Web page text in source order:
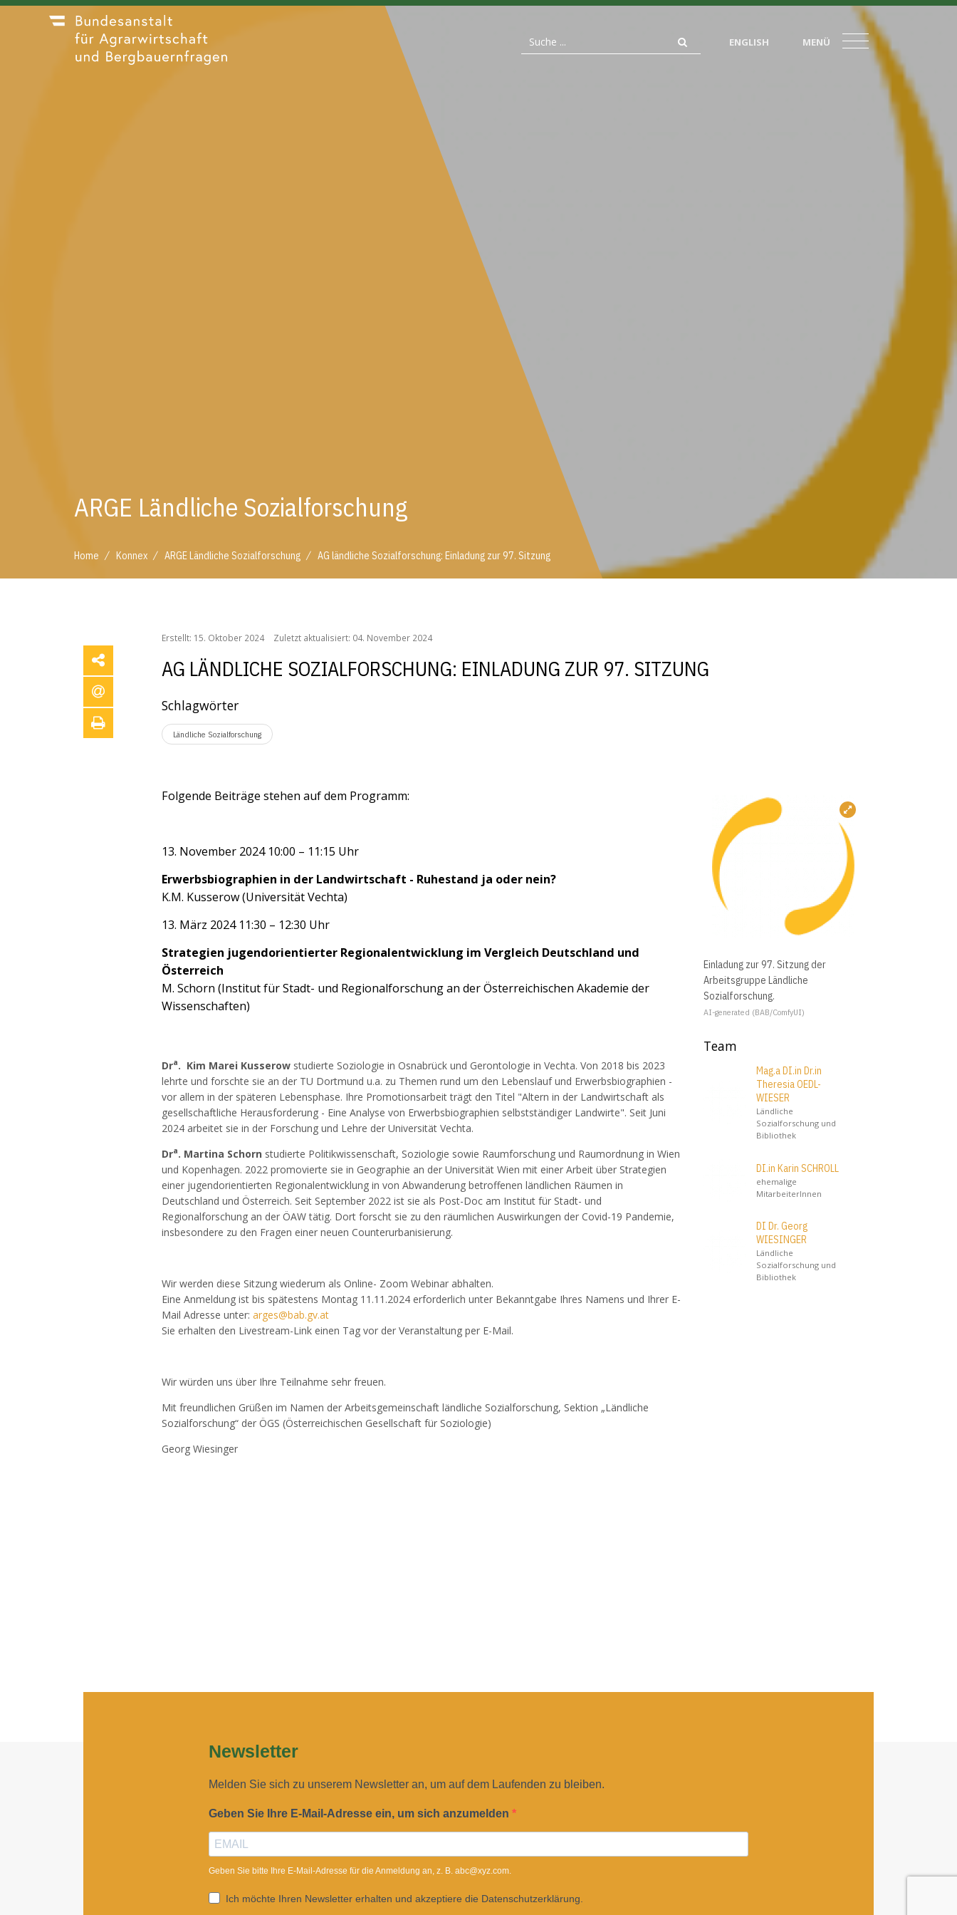
ENGLISH MENÜ
ARGE Ländliche Sozialforschung
Home / Konnex / ARGE Ländliche Sozialforschung / AG ländliche Sozialforschung: Einladung zur 97. Sitzung
Erstellt: 15. Oktober 2024 Zuletzt aktualisiert: 04. November 2024
AG LÄNDLICHE SOZIALFORSCHUNG: EINLADUNG ZUR 97. SITZUNG
Schlagwörter
Ländliche Sozialforschung
Folgende Beiträge stehen auf dem Programm:
13. November 2024 10:00 – 11:15 Uhr
Erwerbsbiographien in der Landwirtschaft - Ruhestand ja oder nein?
K.M. Kusserow (Universität Vechta)
13. März 2024 11:30 – 12:30 Uhr
Strategien jugendorientierter Regionalentwicklung im Vergleich Deutschland und
Österreich
M. Schorn (Institut für Stadt- und Regionalforschung an der Österreichischen Akademie der
Wissenschaften)
Dra. Kim Marei Kusserow studierte Soziologie in Osnabrück und Gerontologie in Vechta. Von 2018 bis 2023
lehrte und forschte sie an der TU Dortmund u.a. zu Themen rund um den Lebenslauf und Erwerbsbiographien -
vor allem in der späteren Lebensphase. Ihre Promotionsarbeit trägt den Titel "Altern in der Landwirtschaft als
gesellschaftliche Herausforderung - Eine Analyse von Erwerbsbiographien selbstständiger Landwirte". Seit Juni
2024 arbeitet sie in der Forschung und Lehre der Universität Vechta.
Dra. Martina Schorn studierte Politikwissenschaft, Soziologie sowie Raumforschung und Raumordnung in Wien
und Kopenhagen. 2022 promovierte sie in Geographie an der Universität Wien mit einer Arbeit über Strategien
einer jugendorientierten Regionalentwicklung in von Abwanderung betroffenen ländlichen Räumen in
Deutschland und Österreich. Seit September 2022 ist sie als Post-Doc am Institut für Stadt- und
Regionalforschung an der ÖAW tätig. Dort forscht sie zu den räumlichen Auswirkungen der Covid-19 Pandemie,
insbesondere zu den Fragen einer neuen Counterurbanisierung.
Wir werden diese Sitzung wiederum als Online- Zoom Webinar abhalten.
Eine Anmeldung ist bis spätestens Montag 11.11.2024 erforderlich unter Bekanntgabe Ihres Namens und Ihrer E-
Mail Adresse unter: arges@bab.gv.at
Sie erhalten den Livestream-Link einen Tag vor der Veranstaltung per E-Mail.
Wir würden uns über Ihre Teilnahme sehr freuen.
Mit freundlichen Grüßen im Namen der Arbeitsgemeinschaft ländliche Sozialforschung, Sektion „Ländliche
Sozialforschung“ der ÖGS (Österreichischen Gesellschaft für Soziologie)
Georg Wiesinger
Einladung zur 97. Sitzung der
Arbeitsgruppe Ländliche
Sozialforschung.
AI-generated (BAB/ComfyUI)
Team
Mag.a DI.in Dr.in
Theresia OEDL-
WIESER
Ländliche
Sozialforschung und
Bibliothek
DI.in Karin SCHROLL
ehemalige
MitarbeiterInnen
DI Dr. Georg
WIESINGER
Ländliche
Sozialforschung und
Bibliothek
Newsletter
Melden Sie sich zu unserem Newsletter an, um auf dem Laufenden zu bleiben.
Geben Sie Ihre E-Mail-Adresse ein, um sich anzumelden
Geben Sie bitte Ihre E-Mail-Adresse für die Anmeldung an, z. B. abc@xyz.com.
Ich möchte Ihren Newsletter erhalten und akzeptiere die Datenschutzerklärung.